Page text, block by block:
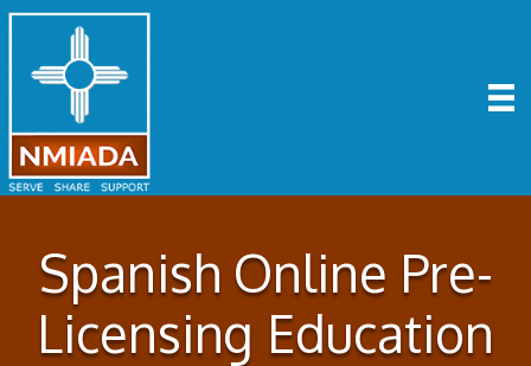
Spanish Online Pre-
Licensing Education